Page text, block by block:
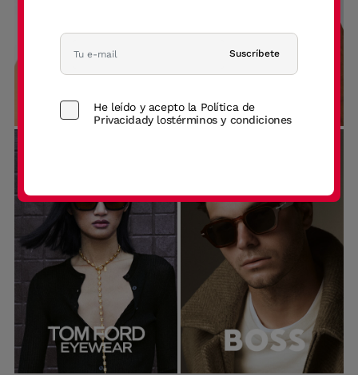
Suscríbete
He leído y acepto la Política de
Privacidady lostérminos y condiciones